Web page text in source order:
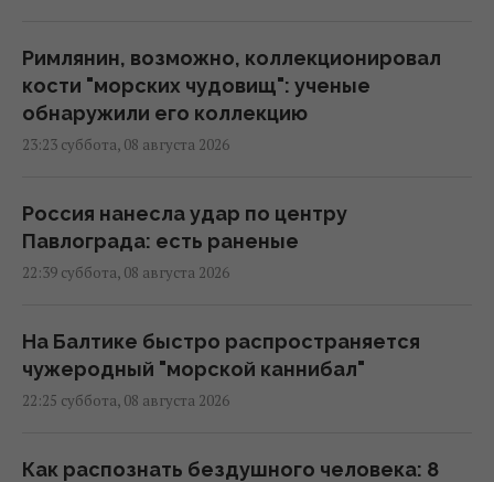
Римлянин, возможно, коллекционировал
кости "морских чудовищ": ученые
обнаружили его коллекцию
23:23 суббота, 08 августа 2026
Россия нанесла удар по центру
Павлограда: есть раненые
22:39 суббота, 08 августа 2026
На Балтике быстро распространяется
чужеродный "морской каннибал"
22:25 суббота, 08 августа 2026
Как распознать бездушного человека: 8